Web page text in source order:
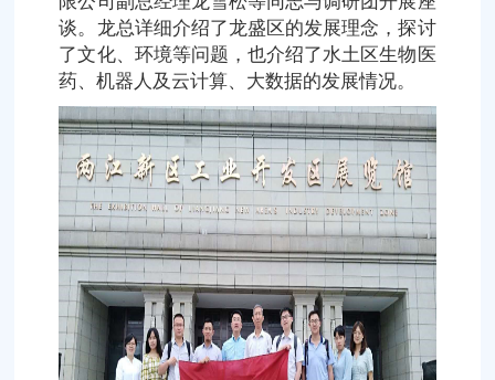
谈。龙总详细介绍了龙盛区的发展理念，探讨
了文化、环境等问题，也介绍了水土区生物医
药、机器人及云计算、大数据的发展情况。